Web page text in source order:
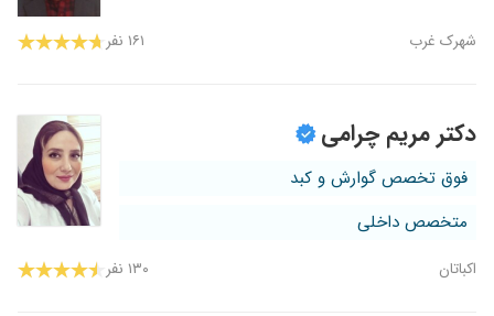
شهرک غرب ۱۶۱ نفر
دکتر مریم چرامی
فوق تخصص گوارش و کبد
متخصص داخلی
اکباتان ۱۳۰ نفر